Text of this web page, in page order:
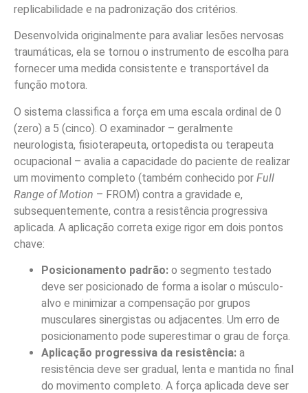
replicabilidade e na padronização dos critérios.
Desenvolvida originalmente para avaliar lesões nervosas
traumáticas, ela se tornou o instrumento de escolha para
fornecer uma medida consistente e transportável da
função motora.
O sistema classifica a força em uma escala ordinal de 0
(zero) a 5 (cinco). O examinador – geralmente
neurologista, fisioterapeuta, ortopedista ou terapeuta
ocupacional – avalia a capacidade do paciente de realizar
um movimento completo (também conhecido por Full
Range of Motion – FROM) contra a gravidade e,
subsequentemente, contra a resistência progressiva
aplicada. A aplicação correta exige rigor em dois pontos
chave:
Posicionamento padrão: o segmento testado
deve ser posicionado de forma a isolar o músculo-
alvo e minimizar a compensação por grupos
musculares sinergistas ou adjacentes. Um erro de
posicionamento pode superestimar o grau de força.
Aplicação progressiva da resistência: a
resistência deve ser gradual, lenta e mantida no final
do movimento completo. A força aplicada deve ser